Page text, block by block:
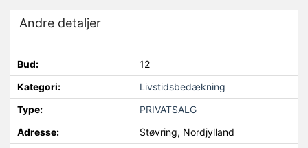
Andre detaljer
Bud:
12
Kategori:
Livstidsbedækning
Type:
PRIVATSALG
Adresse:
Støvring, Nordjylland